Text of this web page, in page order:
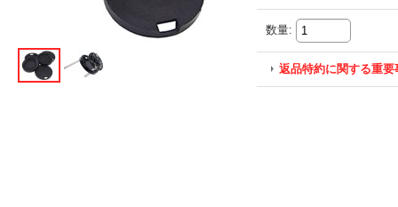
数量:
返品特約に関する重要